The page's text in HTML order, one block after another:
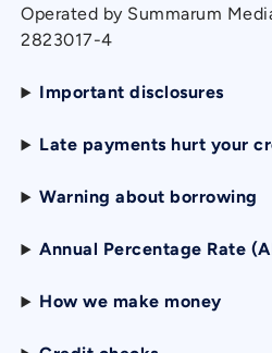
Operated by Summarum
2823017-4
Important disclosures
Late payments hurt your
Warning about borrowing
Annual Percentage Rate
How we make money